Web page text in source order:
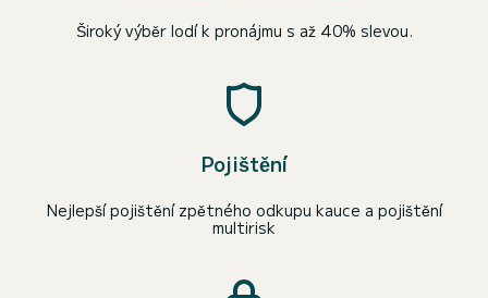
Široký výběr lodí k pronájmu s až 40% slevou.
Pojištění
Nejlepší pojištění zpětného odkupu kauce a pojištění
multirisk